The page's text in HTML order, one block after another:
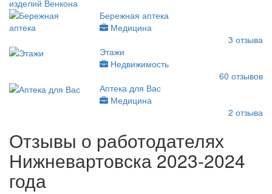
Бережная аптека
Медицина
3 отзыва
Этажи
Недвижимость
60 отзывов
Аптека для Вас
Медицина
2 отзыва
Отзывы о работодателях
Нижневартовска 2023-2024
года